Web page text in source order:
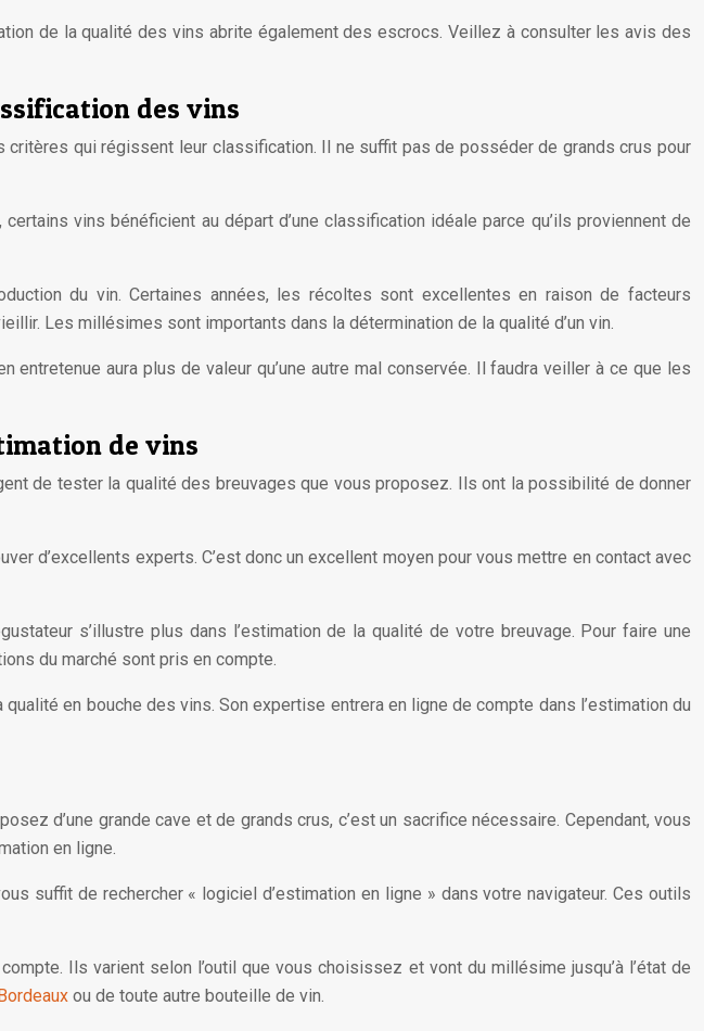
de la qualité des vins abrite également des escrocs. Veillez à consulter les avis des
des vins
qui régissent leur classification. Il ne suffit pas de posséder de grands crus pour
vins bénéficient au départ d’une classification idéale parce qu’ils proviennent de
du vin. Certaines années, les récoltes sont excellentes en raison de facteurs
Les millésimes sont importants dans la détermination de la qualité d’un vin.
aura plus de valeur qu’une autre mal conservée. Il faudra veiller à ce que les
de vins
de tester la qualité des breuvages que vous proposez. Ils ont la possibilité de donner
d’excellents experts. C’est donc un excellent moyen pour vous mettre en contact avec
s’illustre plus dans l’estimation de la qualité de votre breuvage. Pour faire une
du marché sont pris en compte.
en bouche des vins. Son expertise entrera en ligne de compte dans l’estimation du
d’une grande cave et de grands crus, c’est un sacrifice nécessaire. Cependant, vous
en ligne.
suffit de rechercher « logiciel d’estimation en ligne » dans votre navigateur. Ces outils
Ils varient selon l’outil que vous choisissez et vont du millésime jusqu’à l’état de
ou de toute autre bouteille de vin.